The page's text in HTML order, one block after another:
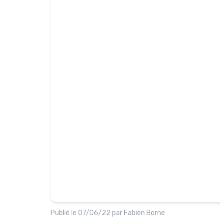
Publié le 07/06/22 par Fabien Borne